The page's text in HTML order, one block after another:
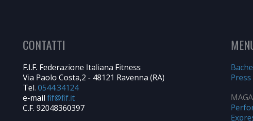
CONTATTI
F.I.F. Federazione Italiana Fitness
Via Paolo Costa,2 - 48121 Ravenna (RA)
Tel. 0544.34124
e-mail
C.F. 92048360397